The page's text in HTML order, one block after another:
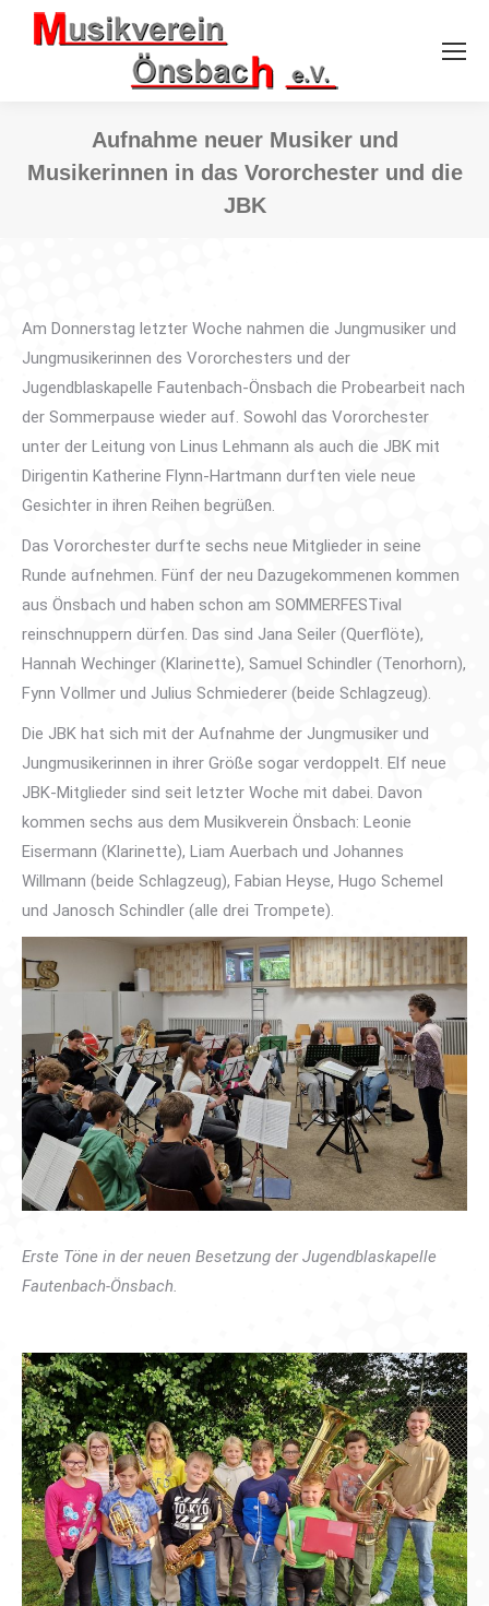
Aufnahme neuer Musiker und
Musikerinnen in das Vororchester und die
JBK
Am Donnerstag letzter Woche nahmen die Jungmusiker und
Jungmusikerinnen des Vororchesters und der
Jugendblaskapelle Fautenbach-Önsbach die Probearbeit nach
der Sommerpause wieder auf. Sowohl das Vororchester
unter der Leitung von Linus Lehmann als auch die JBK mit
Dirigentin Katherine Flynn-Hartmann durften viele neue
Gesichter in ihren Reihen begrüßen.
Das Vororchester durfte sechs neue Mitglieder in seine
Runde aufnehmen. Fünf der neu Dazugekommenen kommen
aus Önsbach und haben schon am SOMMERFESTival
reinschnuppern dürfen. Das sind Jana Seiler (Querflöte),
Hannah Wechinger (Klarinette), Samuel Schindler (Tenorhorn),
Fynn Vollmer und Julius Schmiederer (beide Schlagzeug).
Die JBK hat sich mit der Aufnahme der Jungmusiker und
Jungmusikerinnen in ihrer Größe sogar verdoppelt. Elf neue
JBK-Mitglieder sind seit letzter Woche mit dabei. Davon
kommen sechs aus dem Musikverein Önsbach: Leonie
Eisermann (Klarinette), Liam Auerbach und Johannes
Willmann (beide Schlagzeug), Fabian Heyse, Hugo Schemel
und Janosch Schindler (alle drei Trompete).
Erste Töne in der neuen Besetzung der Jugendblaskapelle
Fautenbach-Önsbach.